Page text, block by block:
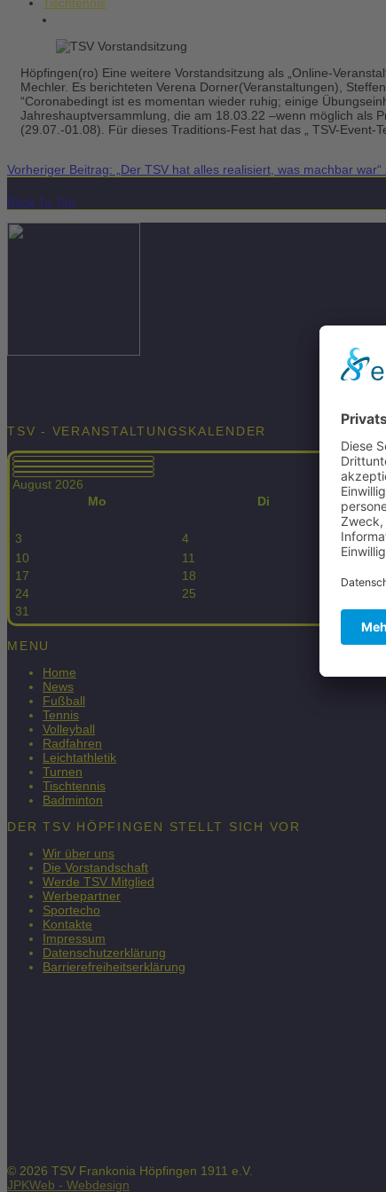
Tischtennis
Höpfingen(ro) Eine weitere Vorstandsitzung als „Online-
Mechler. Es berichteten Verena Dorner(Veranstaltungen),
“Coronabedingt ist es momentan wieder ruhig; einige
Jahreshauptversammlung, die am 18.03.22 –wenn möglich als
(29.07.-01.08). Für dieses Traditions-Fest hat das „ TSV-
Vorheriger Beitrag: „Der TSV hat alles realisiert, was machbar war“
Back To Top
TSV - VERANSTALTUNGSKALENDER
August 2026
Mo
Di
3
4 5
10
11 12
17
18 19
24
25
31
MENU
Home
News
Fußball
Tennis
Volleyball
Radfahren
Leichtathletik
Turnen
Tischtennis
Badminton
DER TSV HÖPFINGEN STELLT SICH VOR
Wir über uns
Die Vorstandschaft
Werde TSV Mitglied
Werbepartner
Sportecho
Kontakte
Impressum
Datenschutzerklärung
Barrierefreiheitserklärung
© 2026 TSV Frankonia Höpfingen 1911 e.V.
JPKWeb - Webdesign